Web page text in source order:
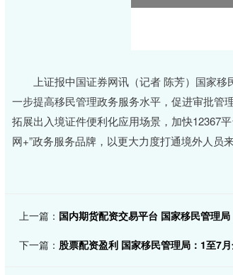
上证报中国证券网讯（记者 陈芳）国家移
一步提高移民管理政务服务水平，促进审批管
拓展出入境证件便利化应用场景，加快12367
网+”政务服务品牌，以更大力度打通境外人员
上一篇： 国内期货配资交易平台 国家移民管理
下一篇： 股票配资盈利 国家移民管理局：1至7